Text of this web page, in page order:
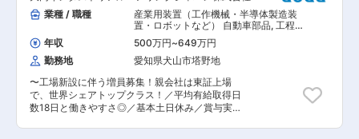
接客よりも「また来てくださいね」と言える親近
感があっていいと考えているのです。お互いのコ
コロがかよい合うこの距離感はスタッフの間にも
深く根付き、アットホームなお店づくりにつなが
っています。 変更の範囲：会社の定める業務
リズムを設計し、効率的な搬送経路を提案／実装
■当社の特徴： （1）自動化・省力化 創業当初か
ら「自動化」に取り組み「機械にできることは機
械に任せ、人は創造的な仕事を」がテーマ （2）
受注生産 お客様の課題を解決する提案しニーズに
マッチする製品開発・カスタマイズ （3）ライフ
サイクル お客様との長く深い関係で長期的な視点
での研究開発 ■L&A事業部： 物流センターでの
「必要なものを必要な時に必要な分だけ配送」の
実現に向けて仕組みや、搬送・保管できるシステ
業種 / 職種
産業用装置（工作機械・半導体製造装
置・ロボットなど） 自動車部品, 工程
設計・工法開発・工程改善・IE（機
械・金属加工） 設備立ち上げ・設計
（機械設計）
年収 500万円~649万円
勤務地
愛知県犬山市塔野地
〜工場新設に伴う増員募集！親会社は東証上場
で、世界シェアトップクラス！／平均有給取得日
数18日と働きやすさ◎／基本土日休み／賞与実績